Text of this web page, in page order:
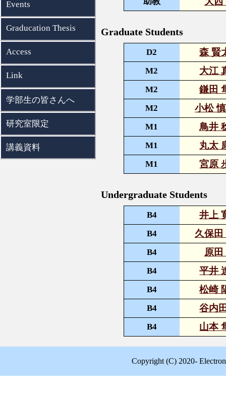
Events
Graducation Thesis
Access
Link
学部生の皆さんへ
研究室限定
講義資料
Graduate Students
D2 森 賢
M2 大江
M2 鎌田
M2 小松
M1 鳥井
M1 丸太
M1 宮原
Undergraduate Students
B4 井上
B4 久保田
B4 原田
B4 平井
B4 松崎
B4 谷内
B4 山本
Copyright (C) 2020-